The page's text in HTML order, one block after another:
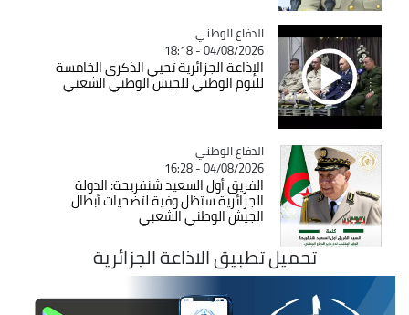
Catégorie
الدفاع الوطني
04/08/2026 - 18:18
الإذاعة الجزائرية تحيي الذكرى الخامسة
لليوم الوطني للجيش الوطني الشعبي
Catégorie
الدفاع الوطني
04/08/2026 - 16:28
الفريق أول السعيد شنقريحة: الدولة
الجزائرية ستظل وفية لتضحيات أبطال
الجيش الوطني الشعبي
تحميل تطبيق الاذاعة الجزائرية